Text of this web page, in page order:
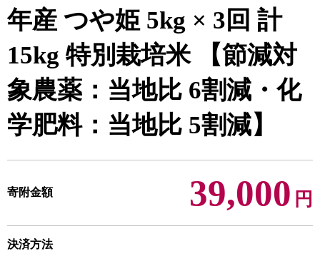
年産 つや姫 5kg × 3回 計
15kg 特別栽培米 【節減対
象農薬：当地比 6割減・化
学肥料：当地比 5割減】
寄附金額 39,000 円
決済方法